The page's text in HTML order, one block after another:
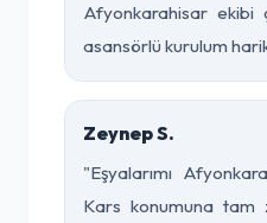
Afyonkarahisar ekibi
asansörlü kurulum
Zeynep S.
"Eşyalarımı
Kars konumuna tam